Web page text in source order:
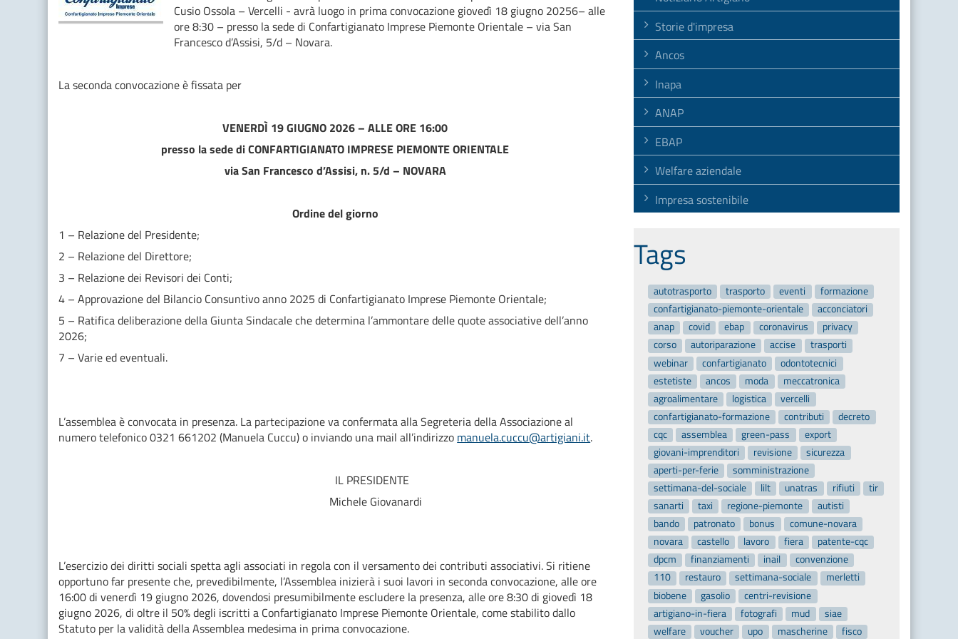
Cusio Ossola – Vercelli - avrà luogo in prima convocazione giovedì 18 giugno 20256– alle
ore 8:30 – presso la sede di Confartigianato Imprese Piemonte Orientale – via San
Francesco d’Assisi, 5/d – Novara.
La seconda convocazione è fissata per
VENERDÌ 19 GIUGNO 2026 – ALLE ORE 16:00
presso la sede di CONFARTIGIANATO IMPRESE PIEMONTE ORIENTALE
via San Francesco d’Assisi, n. 5/d – NOVARA
Ordine del giorno
1 – Relazione del Presidente;
2 – Relazione del Direttore;
3 – Relazione dei Revisori dei Conti;
4 – Approvazione del Bilancio Consuntivo anno 2025 di Confartigianato Imprese Piemonte Orientale;
5 – Ratifica deliberazione della Giunta Sindacale che determina l’ammontare delle quote associative dell’anno
2026;
7 – Varie ed eventuali.
L’assemblea è convocata in presenza. La partecipazione va confermata alla Segreteria della Associazione al
numero telefonico 0321 661202 (Manuela Cuccu) o inviando una mail all’indirizzo manuela.cuccu@artigiani.it.
IL PRESIDENTE
Michele Giovanardi
L’esercizio dei diritti sociali spetta agli associati in regola con il versamento dei contributi associativi. Si ritiene
opportuno far presente che, prevedibilmente, l’Assemblea inizierà i suoi lavori in seconda convocazione, alle ore
16:00 di venerdì 19 giugno 2026, dovendosi presumibilmente escludere la presenza, alle ore 8:30 di giovedì 18
giugno 2026, di oltre il 50% degli iscritti a Confartigianato Imprese Piemonte Orientale, come stabilito dallo
Statuto per la validità della Assemblea medesima in prima convocazione.
Storie d'impresa
Ancos
Inapa
ANAP
EBAP
Welfare aziendale
Impresa sostenibile
Tags
autotrasporto trasporto eventi
formazione
confartigianato-piemonte-orientale
acconciatori
anap
covid ebap coronavirus
privacy
corso
autoriparazione accise
trasporti
webinar
confartigianato
odontotecnici
estetiste
ancos moda
meccatronica
agroalimentare
logistica
vercelli
confartigianato-formazione
contributi
decreto
cqc
assemblea green-pass
export
giovani-imprenditori
revisione
sicurezza
aperti-per-ferie
somministrazione
settimana-del-sociale
lilt unatras rifiuti
tir
sanarti
taxi regione-piemonte
autisti
bando
patronato bonus
comune-novara
novara
castello lavoro fiera
patente-cqc
dpcm
finanziamenti inail
convenzione
110
restauro settimana-sociale
merletti
biobene
gasolio
centri-revisione
artigiano-in-fiera
fotografi mud
siae
welfare
voucher upo mascherine
fisco